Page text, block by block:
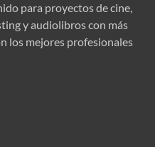
para proyectos de cine,
y audiolibros con más
los mejores profesionales